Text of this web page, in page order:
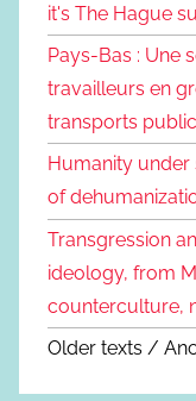
it's The Hague
Pays-Bas : Une
travailleurs en
transports
Humanity under
of
Transgression
ideology, from
counterculture,
Older texts /